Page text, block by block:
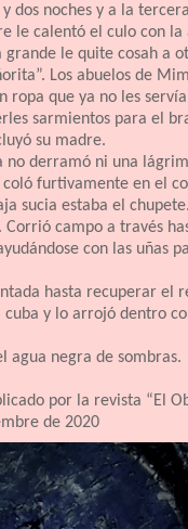
dos noches y a la
le calentó el culo con
grande le quite cosah a
Los abuelos de
ropa que ya no les
sarmientos para el
su madre.
no derramó ni una
coló furtivamente en el
sucia estaba el chupete.
Corrió campo a través
con las uñas
hasta recuperar el
y lo arrojó dentro
agua negra de sombras.
por la revista “El
de 2020